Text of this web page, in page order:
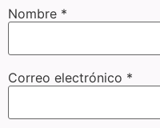
Nombre *
Correo electrónico *